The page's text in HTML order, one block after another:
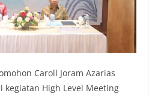
Caroll Joram Azarias
kegiatan High Level Meeting